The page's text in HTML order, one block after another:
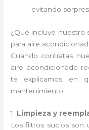
evitando
¿Qué incluye nuestro
para aire
Cuando contratas
aire acondicionado
te explicamos en
mantenimiento:
1. Limpieza y
Los filtros sucios son